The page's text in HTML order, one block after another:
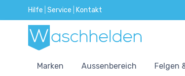
Hilfe Service Kontakt
Marken Aussenbereich Felgen